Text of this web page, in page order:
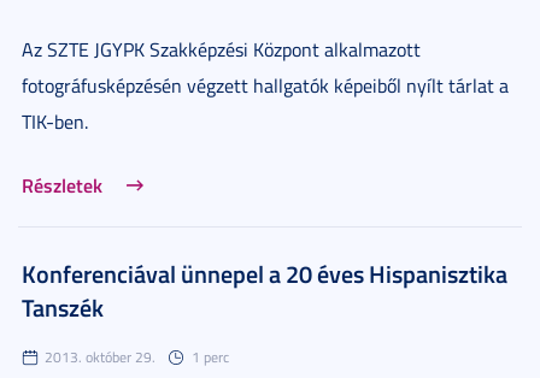
Az SZTE JGYPK Szakképzési Központ alkalmazott
fotográfusképzésén végzett hallgatók képeiből nyílt tárlat a
TIK-ben.
Részletek
Konferenciával ünnepel a 20 éves Hispanisztika
Tanszék
2013. október 29. 1 perc